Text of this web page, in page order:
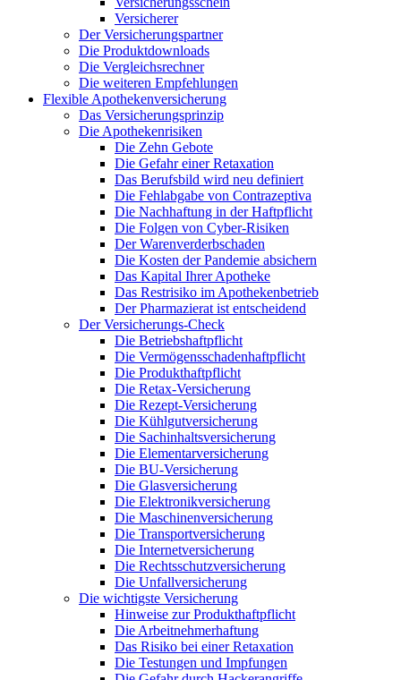
Versicherer
Der Versicherungspartner
Die Produktdownloads
Die Vergleichsrechner
Die weiteren Empfehlungen
Flexible Apothekenversicherung
Das Versicherungsprinzip
Die Apothekenrisiken
Die Zehn Gebote
Die Gefahr einer Retaxation
Das Berufsbild wird neu definiert
Die Fehlabgabe von Contrazeptiva
Die Nachhaftung in der Haftpflicht
Die Folgen von Cyber-Risiken
Der Warenverderbschaden
Die Kosten der Pandemie absichern
Das Kapital Ihrer Apotheke
Das Restrisiko im Apothekenbetrieb
Der Pharmazierat ist entscheidend
Der Versicherungs-Check
Die Betriebshaftpflicht
Die Vermögensschadenhaftpflicht
Die Produkthaftpflicht
Die Retax-Versicherung
Die Rezept-Versicherung
Die Kühlgutversicherung
Die Sachinhaltsversicherung
Die Elementarversicherung
Die BU-Versicherung
Die Glasversicherung
Die Elektronikversicherung
Die Maschinenversicherung
Die Transportversicherung
Die Internetversicherung
Die Rechtsschutzversicherung
Die Unfallversicherung
Die wichtigste Versicherung
Hinweise zur Produkthaftpflicht
Die Arbeitnehmerhaftung
Das Risiko bei einer Retaxation
Die Testungen und Impfungen